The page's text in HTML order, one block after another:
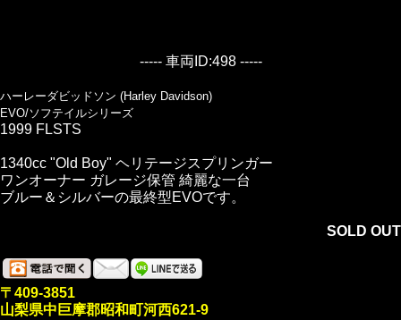
----- 車両ID:498 -----
ハーレーダビッドソン (Harley Davidson)
EVO/ソフテイルシリーズ
1999 FLSTS
1340cc "Old Boy" ヘリテージスプリンガー
ワンオーナー ガレージ保管 綺麗な一台
ブルー＆シルバーの最終型EVOです。
SOLD OUT
〒409-3851
山梨県中巨摩郡昭和町河西621-9